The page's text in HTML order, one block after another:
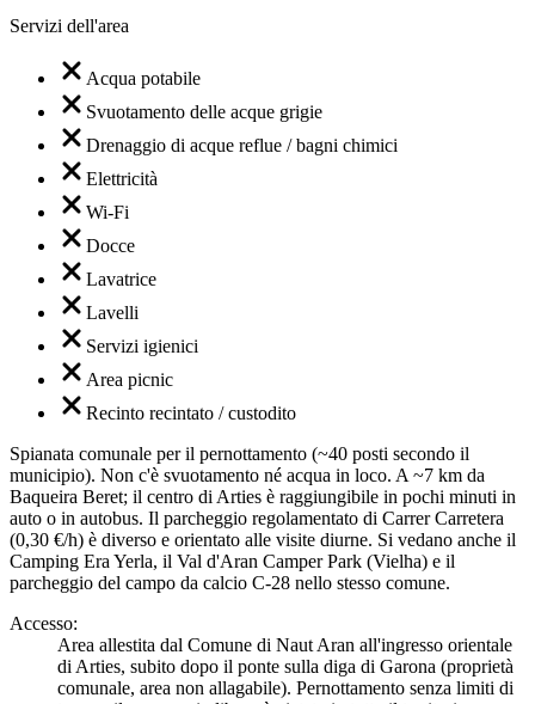
Servizi dell'area
Acqua potabile
Svuotamento delle acque grigie
Drenaggio di acque reflue / bagni chimici
Elettricità
Wi-Fi
Docce
Lavatrice
Lavelli
Servizi igienici
Area picnic
Recinto recintato / custodito
Spianata comunale per il pernottamento (~40 posti secondo il
municipio). Non c'è svuotamento né acqua in loco. A ~7 km da
Baqueira Beret; il centro di Arties è raggiungibile in pochi minuti in
auto o in autobus. Il parcheggio regolamentato di Carrer Carretera
(0,30 €/h) è diverso e orientato alle visite diurne. Si vedano anche il
Camping Era Yerla, il Val d'Aran Camper Park (Vielha) e il
parcheggio del campo da calcio C-28 nello stesso comune.
Accesso:
Area allestita dal Comune di Naut Aran all'ingresso orientale
di Arties, subito dopo il ponte sulla diga di Garona (proprietà
comunale, area non allagabile). Pernottamento senza limiti di